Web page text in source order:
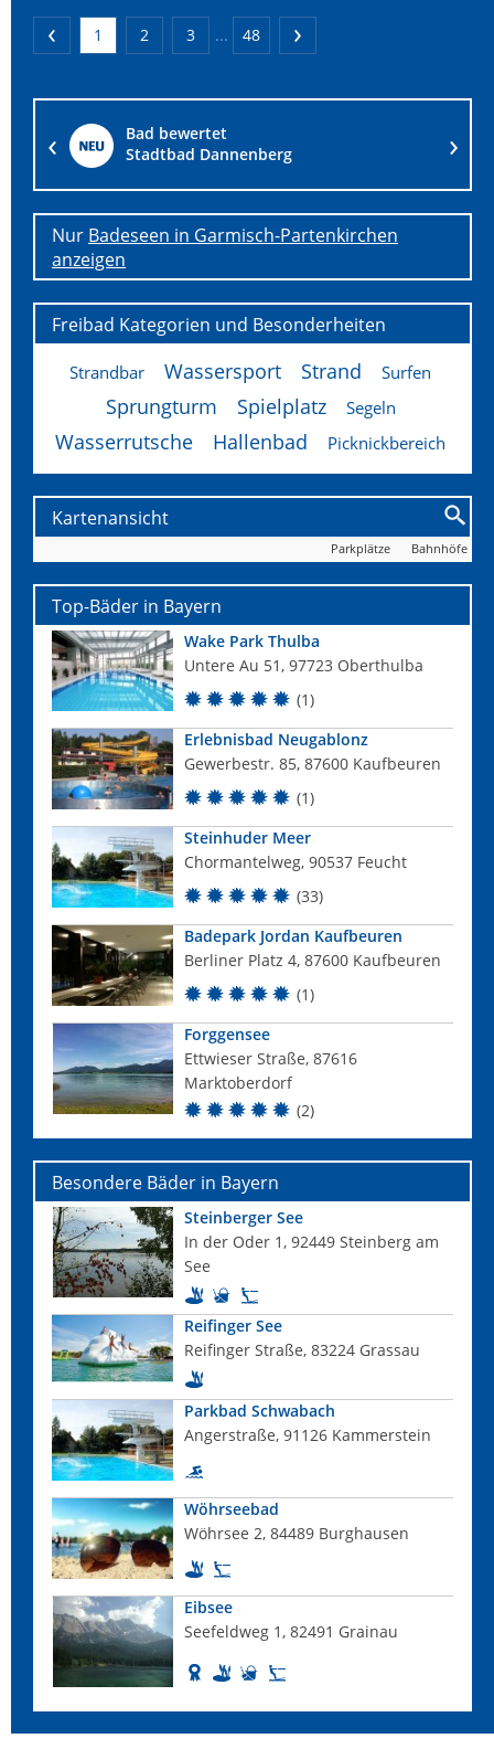
1 2 3 ... 48
Bad bewertet
Lohmühlenteich Hohenlockstedt
Nur Badeseen in Garmisch-Partenkirchen
anzeigen
Freibad Kategorien und Besonderheiten
Strandbar Wassersport Strand Surfen
Sprungturm Spielplatz Segeln
Wasserrutsche Hallenbad Picknickbereich
Kartenansicht
Bahnhöfe
Parkplätze
Top-Bäder in Bayern
Wake Park Thulba
Untere Au 51, 97723 Oberthulba
(1)
Erlebnisbad Neugablonz
Gewerbestr. 85, 87600 Kaufbeuren
(1)
Steinhuder Meer
Chormantelweg, 90537 Feucht
(33)
Badepark Jordan Kaufbeuren
Berliner Platz 4, 87600 Kaufbeuren
(1)
Forggensee
Ettwieser Straße, 87616
Marktoberdorf
(2)
Besondere Bäder in Bayern
Steinberger See
In der Oder 1, 92449 Steinberg am
See
Reifinger See
Reifinger Straße, 83224 Grassau
Parkbad Schwabach
Angerstraße, 91126 Kammerstein
Wöhrseebad
Wöhrsee 2, 84489 Burghausen
Eibsee
Seefeldweg 1, 82491 Grainau